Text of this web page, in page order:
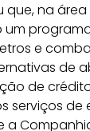
que, na
e
de
de
serviços de
a